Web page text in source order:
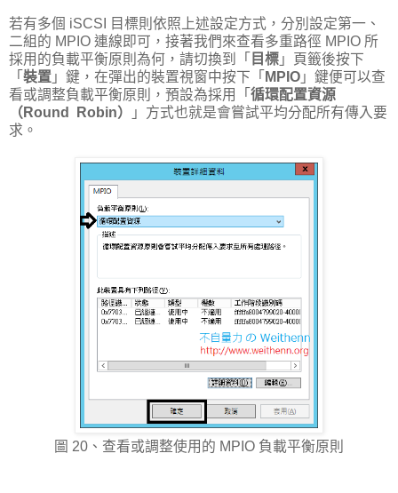
若有多個 iSCSI 目標則依照上述設定方式，分別設定第一、
二組的 MPIO 連線即可，接著我們來查看多重路徑 MPIO 所
採用的負載平衡原則為何，請切換到「 目標 」頁籤後按下
「 裝置 」鍵，在彈出的裝置視窗中按下「 MPIO 」鍵便可以查
看或調整負載平衡原則，預設為採用「 循環配置資源
（Round Robin）
」方式也就是會嘗試平均分配所有傳入要
求。
圖 20、查看或調整使用的 MPIO 負載平衡原則